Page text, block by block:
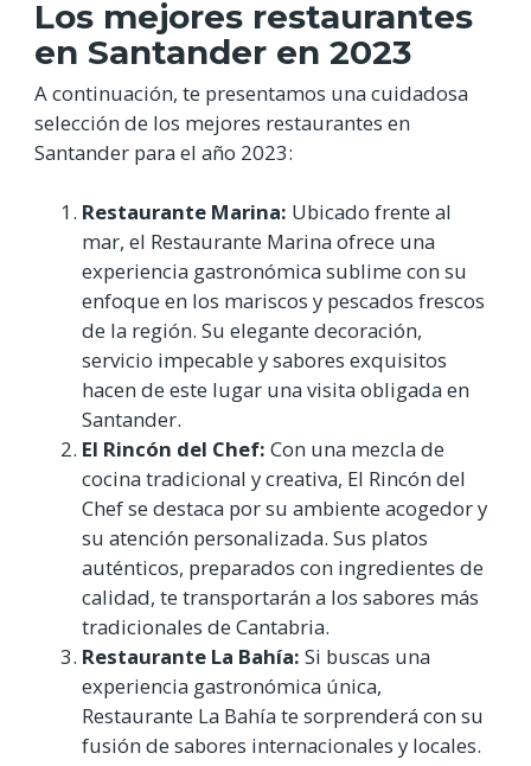
Los mejores restaurantes
en Santander en 2023
A continuación, te presentamos una cuidadosa
selección de los mejores restaurantes en
Santander para el año 2023:
Restaurante Marina: Ubicado frente al
mar, el Restaurante Marina ofrece una
experiencia gastronómica sublime con su
enfoque en los mariscos y pescados frescos
de la región. Su elegante decoración,
servicio impecable y sabores exquisitos
hacen de este lugar una visita obligada en
Santander.
El Rincón del Chef: Con una mezcla de
cocina tradicional y creativa, El Rincón del
Chef se destaca por su ambiente acogedor y
su atención personalizada. Sus platos
auténticos, preparados con ingredientes de
calidad, te transportarán a los sabores más
tradicionales de Cantabria.
Restaurante La Bahía: Si buscas una
experiencia gastronómica única,
Restaurante La Bahía te sorprenderá con su
fusión de sabores internacionales y locales.